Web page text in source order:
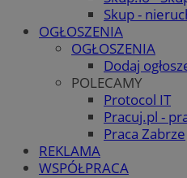
Skup -
OGŁOSZENIA
OGŁOSZENIA
Dodaj
POLECAMY
Protocol IT
Pracuj.pl -
Praca Zabrze
REKLAMA
WSPÓŁPRACA